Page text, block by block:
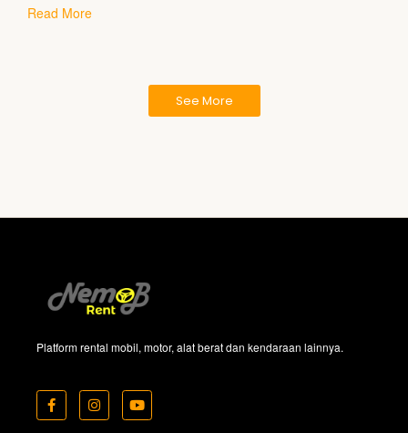
Read More
See More
Platform rental mobil, motor, alat berat dan kendaraan lainnya.